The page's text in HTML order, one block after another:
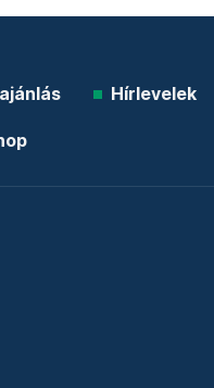
Hírlevelek